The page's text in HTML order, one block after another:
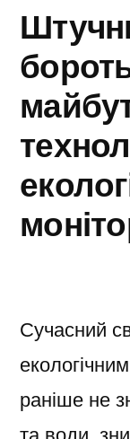
Сучасний
раніше не
та води,